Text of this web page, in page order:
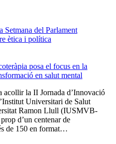
del Parlament
ètica i política
posa el focus en la
en salut mental
acollir la II Jornada d’Innovació
Universitari de Salut
Ramon Llull (IUSMVB-
d’un centenar de
de 150 en format…